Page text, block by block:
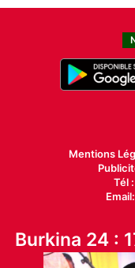
Mentions
Tél
Burkina 24 :